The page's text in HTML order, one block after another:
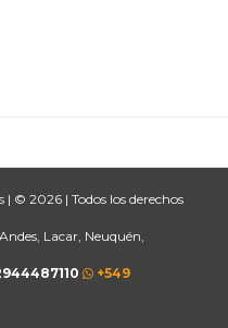
© 2026 | Todos los derechos
Lacar, Neuquén,
+549